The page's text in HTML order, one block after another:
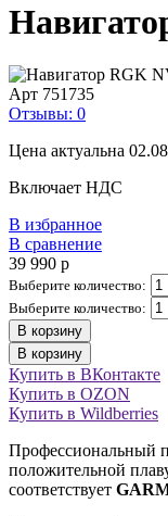
Арт 751735
Отзывы: 0
Цена актуальна
Включает НДС
В избранное
В сравнение
39 990 p
Выберите количество:
Выберите количество:
В корзину
В корзину
Купить в ВКонтакте
Купить в OZON
Купить в Wildberries
Профессиональный
положительной
соответствует